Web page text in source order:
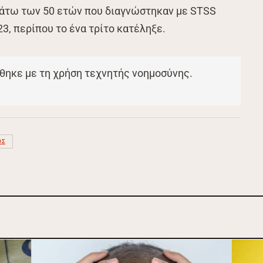
των 50 ετών που διαγνώστηκαν με STSS
περίπου το ένα τρίτο κατέληξε.
με τη χρήση τεχνητής νοημοσύνης.